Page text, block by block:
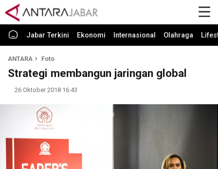
Jabar Terkini Ekonomi Internasional Olahraga
ANTARA Foto
Strategi membangun jaringan global
26 Oktober 2018 16:43